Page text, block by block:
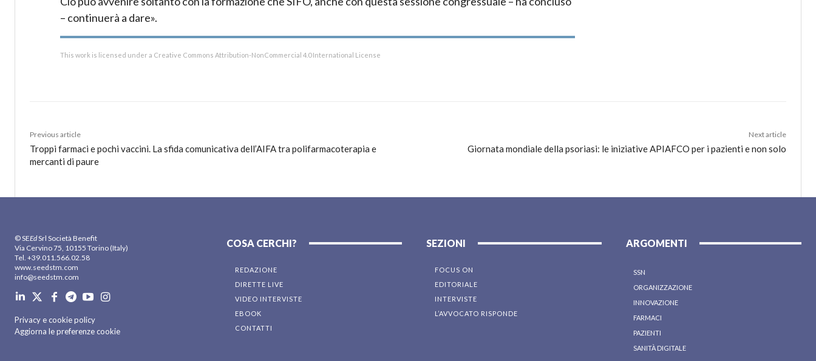
– continuerà a dare».
This work is licensed under a Creative Commons Attribution-NonCommercial 4.0 International License
Previous article
Troppi farmaci e pochi vaccini. La sfida comunicativa dell’AIFA tra polifarmacoterapia e
mercanti di paure
Next article
Giornata mondiale della psoriasi: le iniziative APIAFCO per i pazienti e non solo
© SEEdSrl Società Benefit
Via Cervino 75, 10155 Torino (Italy)
Tel. +39.011.566.02.58
www.seedstm.com
info@seedstm.com
Privacy e cookie policy
Aggiorna le preferenze cookie
COSA CERCHI?
REDAZIONE
DIRETTE LIVE
VIDEO INTERVISTE
EBOOK
CONTATTI
SEZIONI
FOCUS ON
EDITORIALE
INTERVISTE
L’AVVOCATO RISPONDE
ARGOMENTI
SSN
ORGANIZZAZIONE
INNOVAZIONE
FARMACI
PAZIENTI
SANITÀ DIGITALE